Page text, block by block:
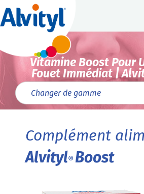
Vitamine Boost Pour
Fouet Immédiat |
Complément
Alvityl® Boost